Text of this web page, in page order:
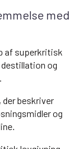
med
af superkritisk
og
beskriver
og